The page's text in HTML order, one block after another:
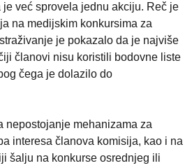
je već sprovela jednu akciju. Reč je
na medijskim konkursima za
je pokazalo da je najviše
članovi nisu koristili bodovne liste
čega je dolazilo do
nepostojanje mehanizama za
interesa članova komisija, kao i na
šalju na konkurse osrednjeg ili